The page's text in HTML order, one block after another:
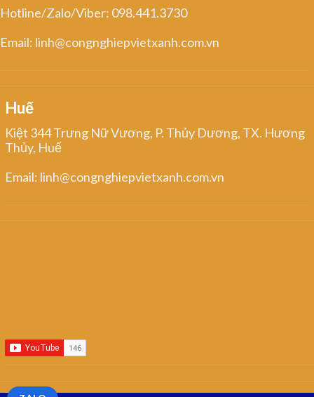
Hotline/Zalo/Viber: 098.441.3730
Email: linh@congnghiepvietxanh.com.vn
Huế
Kiệt 344 Trưng Nữ Vương, P. Thủy Dương, TX. Hương
Thủy, Huế
Email: linh@congnghiepvietxanh.com.vn